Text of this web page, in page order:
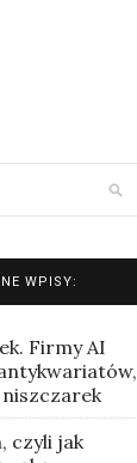
WPISY:
Firmy AI
czyli jak